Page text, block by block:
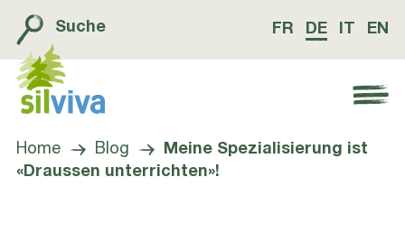
Suche FR DE EN
Navigation öffnen bzw. schliessen
Home Blog
Meine Spezialisierung ist
«Draussen unterrichten»!